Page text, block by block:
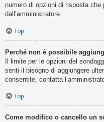
numero di opzioni di risposta che
dall’amministratore.
Top
Perché non è possibile
Il limite per le opzioni del
senti il bisogno di aggiungere
consentite, contatta
Top
Come modifico o cancello un